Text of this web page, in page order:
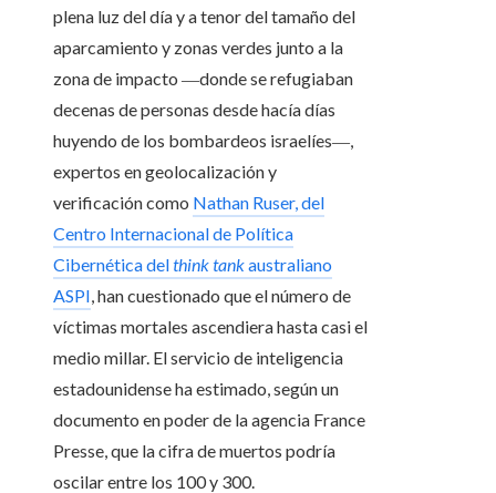
plena luz del día y a tenor del tamaño del
aparcamiento y zonas verdes junto a la
zona de impacto ―donde se refugiaban
decenas de personas desde hacía días
huyendo de los bombardeos israelíes―,
expertos en geolocalización y
verificación como Nathan Ruser, del
Centro Internacional de Política
Cibernética delthink tankaustraliano
ASPI , han cuestionado que el número de
víctimas mortales ascendiera hasta casi el
medio millar. El servicio de inteligencia
estadounidense ha estimado, según un
documento en poder de la agencia France
Presse, que la cifra de muertos podría
oscilar entre los 100 y 300.